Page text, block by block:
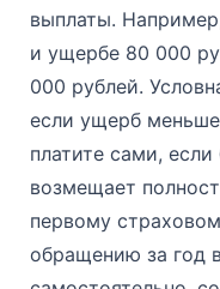
выплаты.
и ущербе 80 000
000 рублей.
если ущерб меньше
платите сами,
возмещает
первому
обращению за год